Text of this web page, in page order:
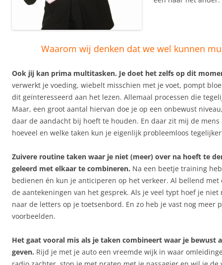
Waarom wij denken dat we wel kunnen
Ook jij kan prima multitasken. Je doet het zelfs op dit
verwerkt je voeding, wiebelt misschien met je voet, pompt
dit geïnteresseerd aan het lezen. Allemaal processen die
Maar, een groot aantal hiervan doe je op een onbewust
daar de aandacht bij hoeft te houden. En daar zit mij de
hoeveel en welke taken kun je eigenlijk probleemloos
Zuivere routine taken waar je niet (meer) over na hoeft te
geleerd met elkaar te combineren. Na een beetje training
bedienen én kun je anticiperen op het verkeer. Al bellend met
de aantekeningen van het gesprek. Als je veel typt hoef je niet
naar de letters op je toetsenbord. En zo heb je vast nog meer
voorbeelden.
Het gaat vooral mis als je taken combineert waar je bewust
geven. Rijd je met je auto een vreemde wijk in waar